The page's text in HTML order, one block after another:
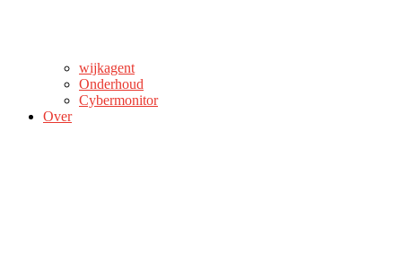
wijkagent
Onderhoud
Cybermonitor
Over